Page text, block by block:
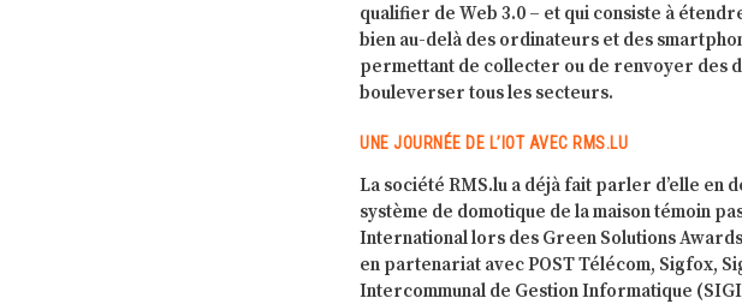
qualifier de Web 3.0 – et qui consiste à
bien au-delà des ordinateurs et des
permettant de collecter ou de renvoyer des
bouleverser tous les secteurs.
UNE JOURNÉE DE L’IOT AVEC RMS.LU
La société RMS.lu a déjà fait parler d’elle
système de domotique de la maison témoin
International lors des Green Solutions
en partenariat avec POST Télécom, Sigfox,
Intercommunal de Gestion Informatique